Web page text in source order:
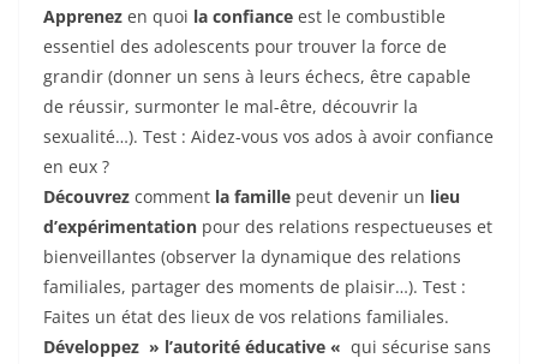
Apprenez en quoi la confiance est le combustible
essentiel des adolescents pour trouver la force de
grandir (donner un sens à leurs échecs, être capable
de réussir, surmonter le mal-être, découvrir la
sexualité…). Test : Aidez-vous vos ados à avoir confiance
en eux ?
Découvrez comment la famille peut devenir un lieu
d’expérimentation pour des relations respectueuses et
bienveillantes (observer la dynamique des relations
familiales, partager des moments de plaisir…). Test :
Faites un état des lieux de vos relations familiales.
Développez » l’autorité éducative « qui sécurise sans